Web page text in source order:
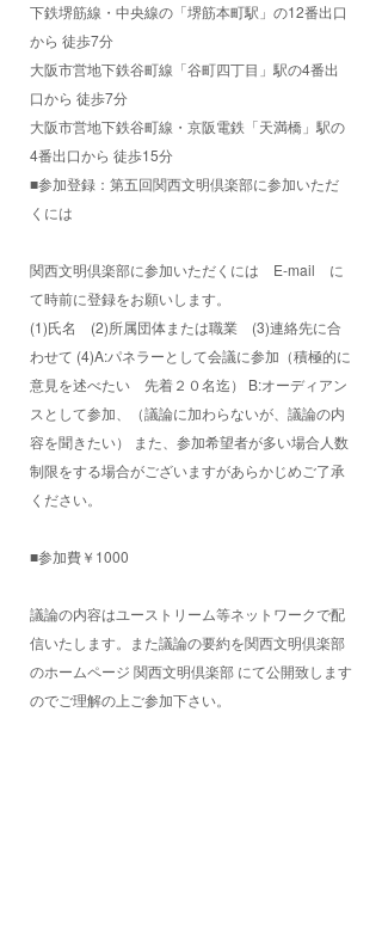
下鉄堺筋線・中央線の「堺筋本町駅」の12番出口
から 徒歩7分
大阪市営地下鉄谷町線「谷町四丁目」駅の4番出
口から 徒歩7分
大阪市営地下鉄谷町線・京阪電鉄「天満橋」駅の
4番出口から 徒歩15分
■参加登録：第五回関西文明倶楽部に参加いただ
くには
関西文明倶楽部に参加いただくには E-mail に
て時前に登録をお願いします。
(1)氏名 (2)所属団体または職業 (3)連絡先に合
わせて (4)A:パネラーとして会議に参加（積極的に
意見を述べたい 先着２０名迄） B:オーディアン
スとして参加、（議論に加わらないが、議論の内
容を聞きたい） また、参加希望者が多い場合人数
制限をする場合がございますがあらかじめご了承
ください。
■参加費￥1000
議論の内容はユーストリーム等ネットワークで配
信いたします。また議論の要約を関西文明倶楽部
のホームページ 関西文明倶楽部 にて公開致します
のでご理解の上ご参加下さい。